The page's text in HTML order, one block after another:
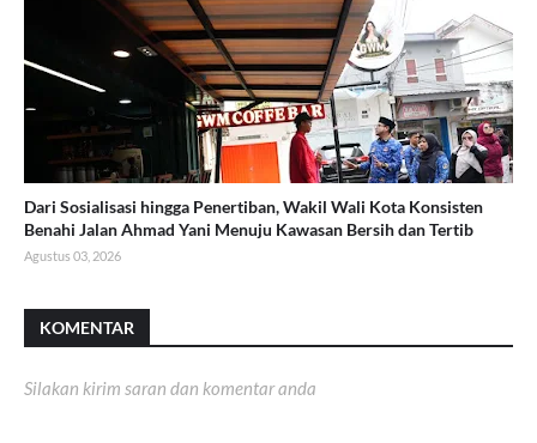
Dari Sosialisasi hingga Penertiban, Wakil Wali Kota Konsisten
Benahi Jalan Ahmad Yani Menuju Kawasan Bersih dan Tertib
Agustus 03, 2026
KOMENTAR
Silakan kirim saran dan komentar anda